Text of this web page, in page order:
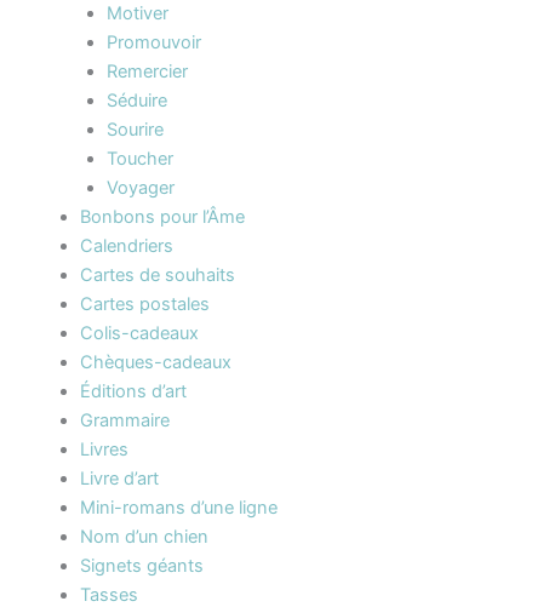
Motiver
Promouvoir
Remercier
Séduire
Sourire
Toucher
Voyager
Bonbons pour l’Âme
Calendriers
Cartes de souhaits
Cartes postales
Colis-cadeaux
Chèques-cadeaux
Éditions d’art
Grammaire
Livres
Livre d’art
Mini-romans d’une ligne
Nom d’un chien
Signets géants
Tasses